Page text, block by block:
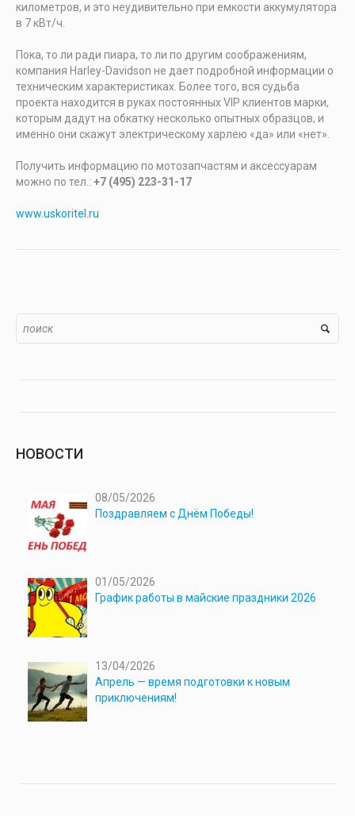
километров, и это неудивительно при емкости аккумулятора
в 7 кВт/ч.
Пока, то ли ради пиара, то ли по другим соображениям,
компания Harley-Davidson не дает подробной информации о
техническим характеристиках. Более того, вся судьба
проекта находится в руках постоянных VIP клиентов марки,
которым дадут на обкатку несколько опытных образцов, и
именно они скажут электрическому харлею «да» или «нет».
Получить информацию по мотозапчастям и аксессуарам
можно по тел.: +7 (495) 223-31-17
www.uskoritel.ru
НОВОСТИ
08/05/2026
Поздравляем с Днём Победы!
01/05/2026
График работы в майские праздники 2026
13/04/2026
Апрель — время подготовки к новым
приключениям!